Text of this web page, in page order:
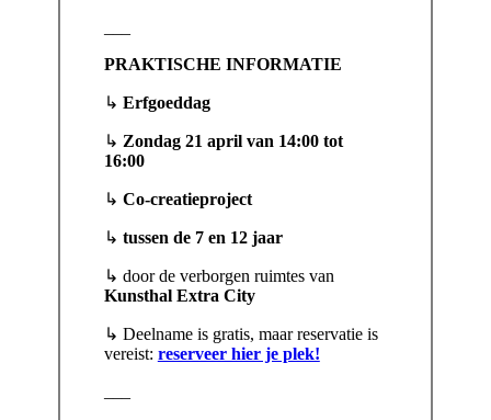
PRAKTISCHE INFORMATIE
↳ Erfgoeddag
↳ Zondag 21 april van 14:00 tot
16:00
↳ Co-creatieproject
↳ tussen de 7 en 12 jaar
↳ door de verborgen ruimtes van
Kunsthal Extra City
↳ Deelname is gratis, maar reservatie is
vereist: reserveer hier je plek!